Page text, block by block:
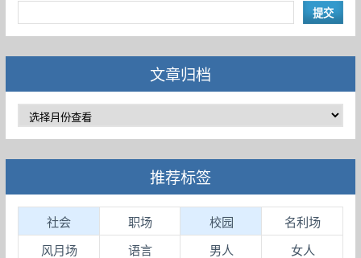
文章归档
推荐标签
社会 职场 校园 名利场
风月场 语言 男人 女人